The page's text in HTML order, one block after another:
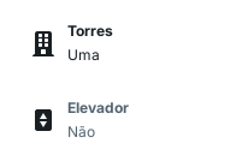
Torres
Uma
Elevador
Não